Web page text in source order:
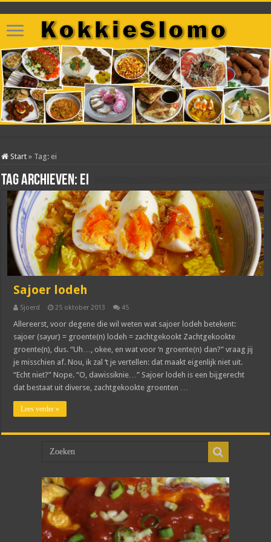
Start » Tag: ei
Tag archieven: ei
Sajoer lodeh
Sjoerd 25 oktober 2013 45
Allereerst, voor degene die wil weten wat sajoer lodeh betekent:
sajoer (sayur) = groente(n) lodeh = zachtgekookt Zachtgekookte
groente(n), dus. “Uh…, okee, en wat voor ‘n groente(n) dan?” vraag jij
je misschien af. Nou, ik zal ‘t je vertellen: dat maakt eigenlijk niet uit.
“Echt niet?” Nope. “O, dawissiknie…” Sajoer lodeh is een bijgerecht
dat bestaat uit diverse, zachtgekookte groenten …
Lees verder »